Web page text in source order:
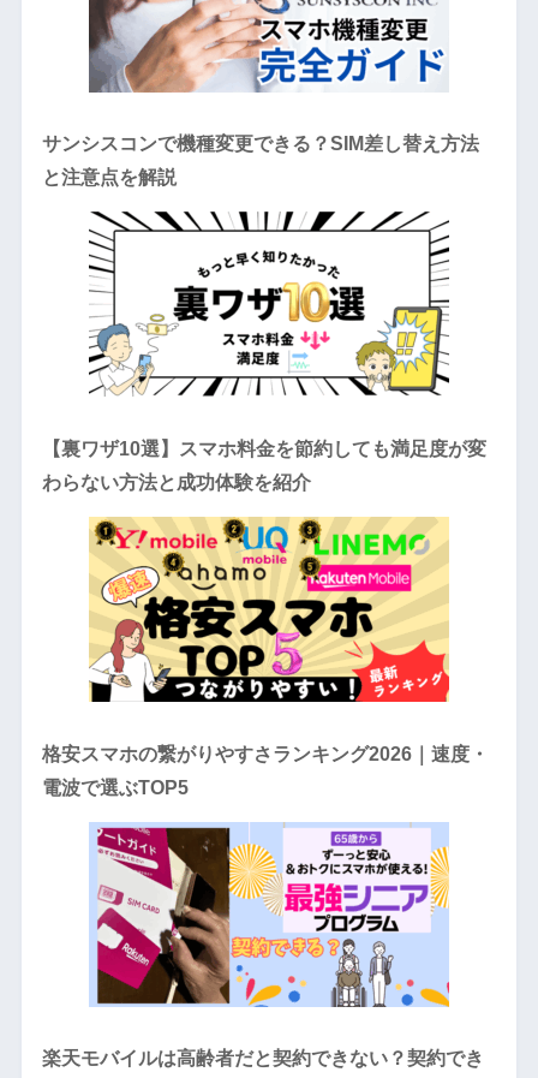
サンシスコンで機種変更できる？SIM差し替え方法
と注意点を解説
【裏ワザ10選】スマホ料金を節約しても満足度が変
わらない方法と成功体験を紹介
格安スマホの繋がりやすさランキング2026｜速度・
電波で選ぶTOP5
楽天モバイルは高齢者だと契約できない？契約でき